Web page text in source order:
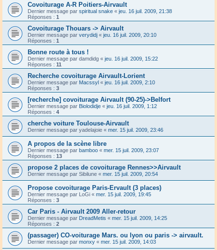
Covoiturage A-R Poitiers-Airvault
Dernier message par spiritual snake « jeu. 16 juil. 2009, 21:38
Réponses : 1
Covoiturage Thouars -> Airvault
Dernier message par verydidj « jeu. 16 juil. 2009, 20:10
Réponses : 1
Bonne route à tous !
Dernier message par damdidg « jeu. 16 juil. 2009, 15:22
Réponses : 11
Recherche covoiturage Airvault-Lorient
Dernier message par Macssyl « jeu. 16 juil. 2009, 2:10
Réponses : 3
[recherche] covoiturage Airvault (90-25)->Belfort
Dernier message par Biolodidje « jeu. 16 juil. 2009, 1:12
Réponses : 4
cherche voiture Toulouse-Airvault
Dernier message par yadelajoie « mer. 15 juil. 2009, 23:46
A propos de la scène libre
Dernier message par bamboo « mer. 15 juil. 2009, 23:07
Réponses : 13
propose 2 places de covoiturage Rennes>>Airvault
Dernier message par Sibilune « mer. 15 juil. 2009, 20:54
Propose covoiturage Paris-Ervault (3 places)
Dernier message par LoGi « mer. 15 juil. 2009, 19:45
Réponses : 3
Car Paris - Airvault 2009 Aller-retour
Dernier message par DreadMetis « mer. 15 juil. 2009, 14:25
Réponses : 2
(passager) CO-voiturage Mars. ou lyon ou paris -> airvault.
Dernier message par monxy « mer. 15 juil. 2009, 14:03